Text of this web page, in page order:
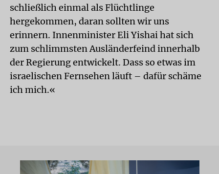
schließlich einmal als Flüchtlinge
hergekommen, daran sollten wir uns
erinnern. Innenminister Eli Yishai hat sich
zum schlimmsten Ausländerfeind innerhalb
der Regierung entwickelt. Dass so etwas im
israelischen Fernsehen läuft – dafür schäme
ich mich.«